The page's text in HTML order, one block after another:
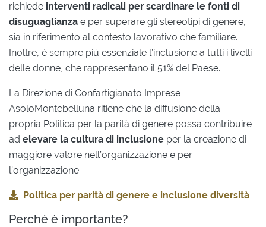
richiede interventi radicali per scardinare le fonti di
disuguaglianza e per superare gli stereotipi di genere,
sia in riferimento al contesto lavorativo che familiare.
Inoltre, è sempre più essenziale l’inclusione a tutti i livelli
delle donne, che rappresentano il 51% del Paese.
La Direzione di Confartigianato Imprese
AsoloMontebelluna ritiene che la diffusione della
propria Politica per la parità di genere possa contribuire
ad elevare la cultura di inclusione per la creazione di
maggiore valore nell’organizzazione e per
l’organizzazione.
Politica per parità di genere e inclusione diversità
Perché è importante?